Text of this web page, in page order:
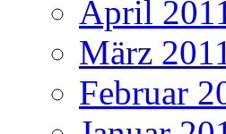
April
März
Februar